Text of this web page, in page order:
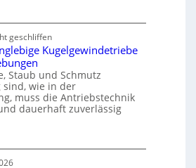
geschliffen
Kugelgewindetriebe
Staub und Schmutz
wie in der
muss die Antriebstechnik
dauerhaft zuverlässig